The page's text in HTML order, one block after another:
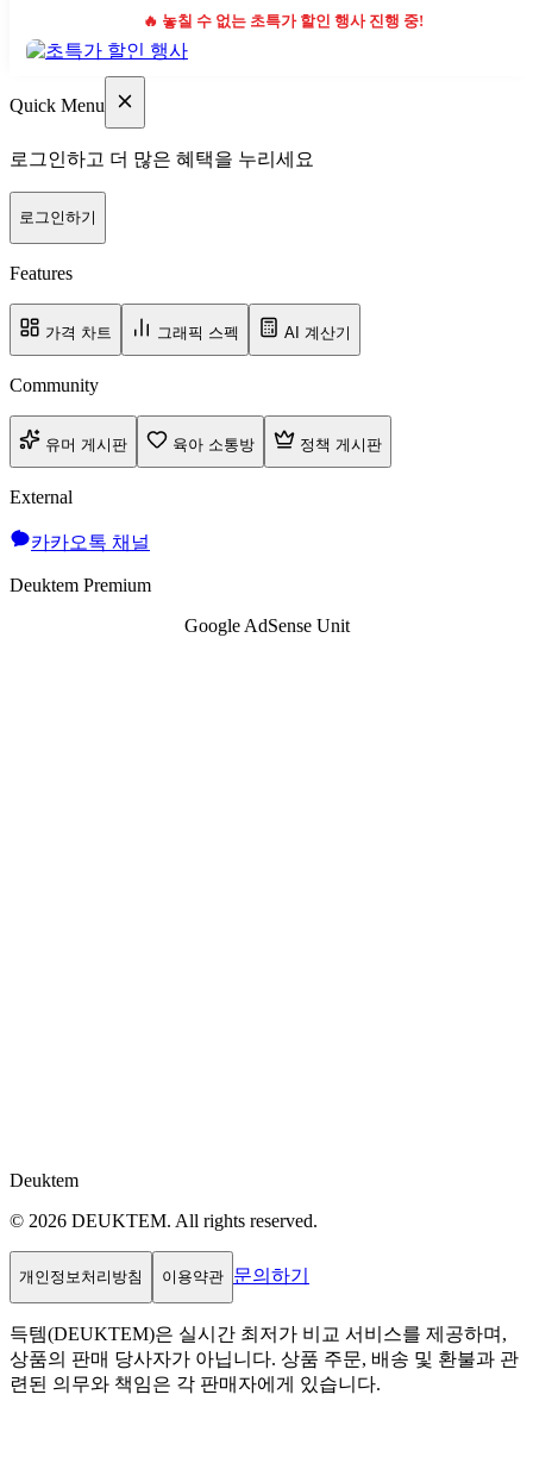
🔥 놓칠 수 없는 초특가 할인 행사 진행 중!
Quick Menu
로그인하고 더 많은 혜택을 누리세요
로그인하기
Features
가격 차트 그래픽 스펙 AI 계산기
Community
유머 게시판 육아 소통방 정책 게시판
External
카카오톡 채널
Deuktem Premium
Google AdSense Unit
Deuktem
© 2026 DEUKTEM. All rights reserved.
개인정보처리방침 이용약관 문의하기
득템(DEUKTEM)은 실시간 최저가 비교 서비스를 제공하며,
상품의 판매 당사자가 아닙니다. 상품 주문, 배송 및 환불과 관
련된 의무와 책임은 각 판매자에게 있습니다.